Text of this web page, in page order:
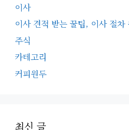
이사
이사 견적 받는 꿀팁, 이사 절차
주식
카테고리
커피원두
최신 글